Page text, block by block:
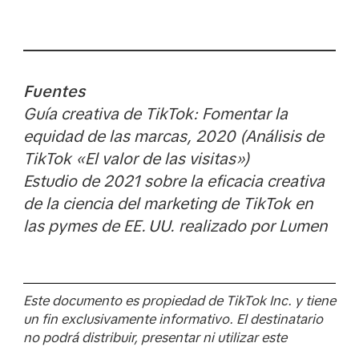
Fuentes
Guía creativa de TikTok: Fomentar la
equidad de las marcas, 2020 (Análisis de
TikTok «El valor de las visitas»)
Estudio de 2021 sobre la eficacia creativa
de la ciencia del marketing de TikTok en
las pymes de EE. UU. realizado por Lumen
Este documento es propiedad de TikTok Inc. y tiene
un fin exclusivamente informativo. El destinatario
no podrá distribuir, presentar ni utilizar este